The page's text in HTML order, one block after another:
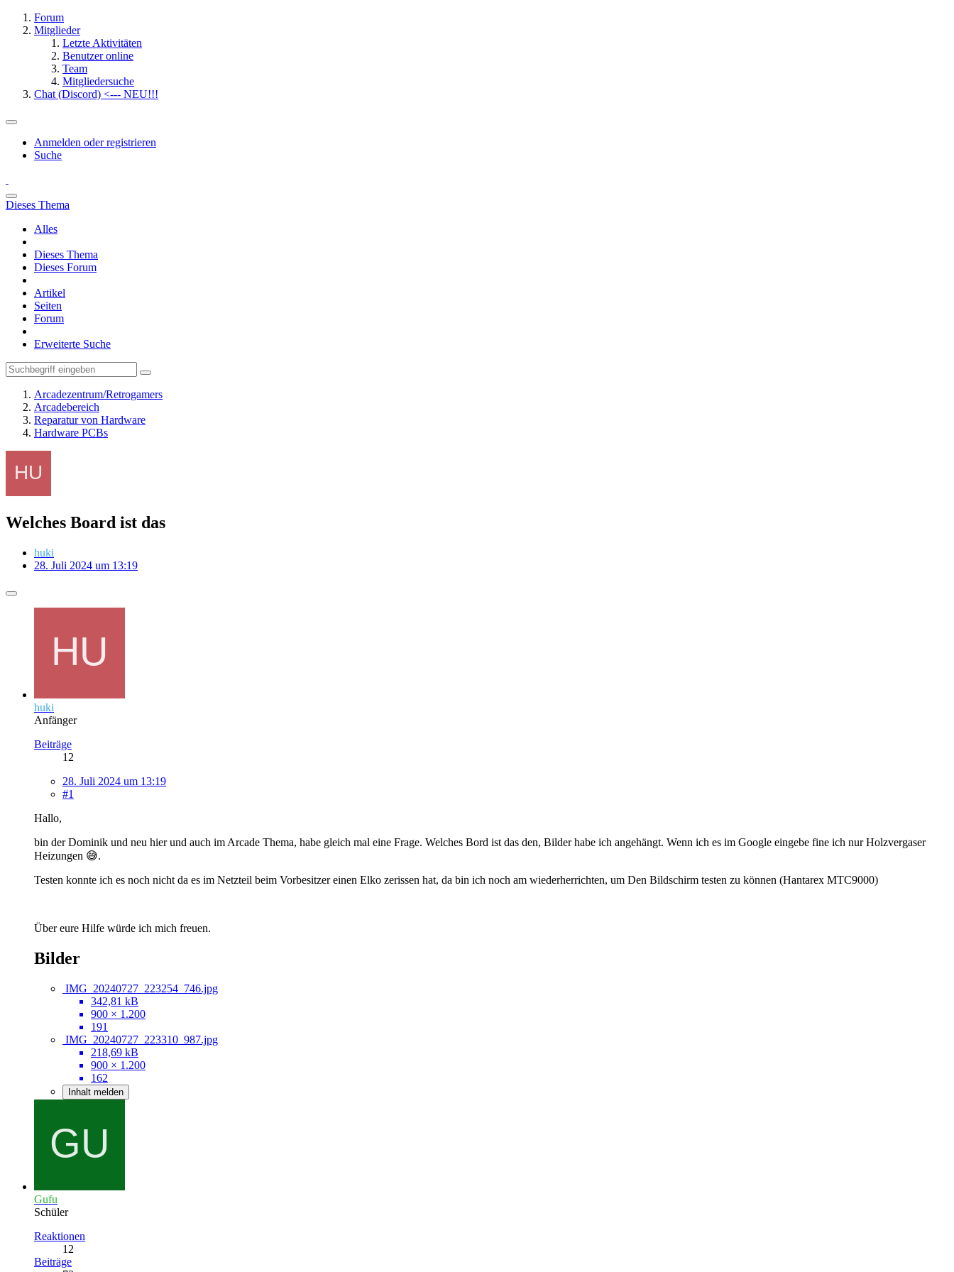
Forum
Mitglieder
Letzte Aktivitäten
Benutzer online
Team
Mitgliedersuche
Chat (Discord) <--- NEU!!!
Anmelden oder registrieren
Suche
Dieses Thema
Alles
Dieses Thema
Dieses Forum
Artikel
Seiten
Forum
Erweiterte Suche
Arcadezentrum/Retrogamers
Arcadebereich
Reparatur von Hardware
Hardware PCBs
Welches Board ist das
huki
28. Juli 2024 um 13:19
huki
Anfänger
Beiträge
12
28. Juli 2024 um 13:19
#1
Hallo,
bin der Dominik und neu hier und auch im Arcade Thema, habe gleich mal eine Frage. Welches Bord ist das den, Bilder habe ich angehängt. Wenn ich es im Google eingebe fine ich nur Holzvergaser
Heizungen 😅.
Testen konnte ich es noch nicht da es im Netzteil beim Vorbesitzer einen Elko zerissen hat, da bin ich noch am wiederherrichten, um Den Bildschirm testen zu können (Hantarex MTC9000)
Über eure Hilfe würde ich mich freuen.
Bilder
IMG_20240727_223254_746.jpg
342,81 kB
900 × 1.200
191
IMG_20240727_223310_987.jpg
218,69 kB
900 × 1.200
162
Inhalt melden
Gufu
Schüler
Reaktionen
12
Beiträge